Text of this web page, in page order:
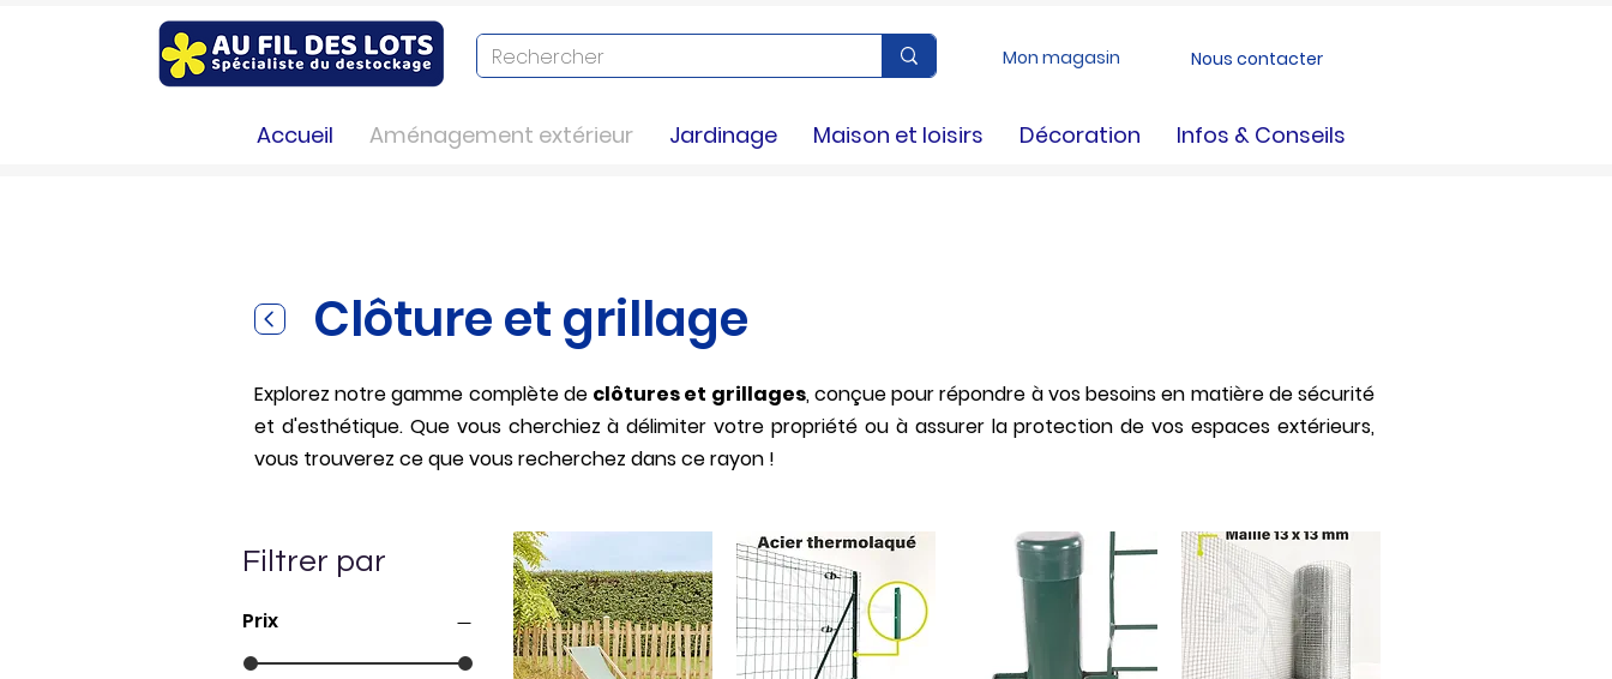
Mon magasin Nous contacter
Accueil Aménagement extérieur Jardinage Maison et loisirs Décoration Infos & Conseils
Clôture et grillage
Explorez notre gamme complète de clôtures et grillages, conçue pour répondre à vos besoins en matière de sécurité
et d'esthétique. Que vous cherchiez à délimiter votre propriété ou à assurer la protection de vos espaces extérieurs,
vous trouverez ce que vous recherchez dans ce rayon !
Filtrer par
Prix